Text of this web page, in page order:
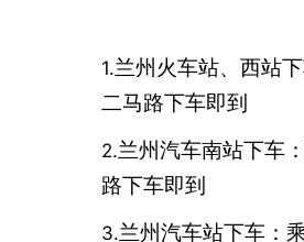
1.兰州火车站、西站
二马路下车即到
2.兰州汽车南站下车
路下车即到
3.兰州汽车站下车